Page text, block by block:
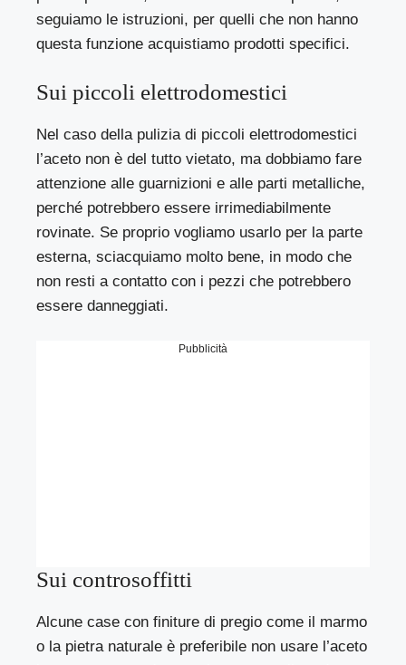
seguiamo le istruzioni, per quelli che non hanno
questa funzione acquistiamo prodotti specifici.
Sui piccoli elettrodomestici
Nel caso della pulizia di piccoli elettrodomestici
l’aceto non è del tutto vietato, ma dobbiamo fare
attenzione alle guarnizioni e alle parti metalliche,
perché potrebbero essere irrimediabilmente
rovinate. Se proprio vogliamo usarlo per la parte
esterna, sciacquiamo molto bene, in modo che
non resti a contatto con i pezzi che potrebbero
essere danneggiati.
Pubblicità
Sui controsoffitti
Alcune case con finiture di pregio come il marmo
o la pietra naturale è preferibile non usare l’aceto